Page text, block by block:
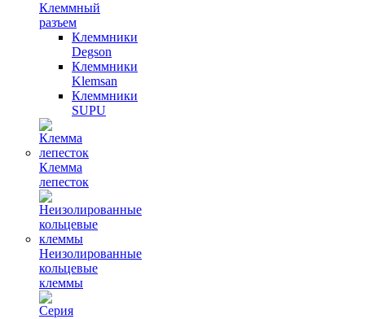
Клеммный
разъем
Клеммники
Degson
Клеммники
Klemsan
Клеммники
SUPU
Клемма
лепесток
Неизолированные
кольцевые
клеммы